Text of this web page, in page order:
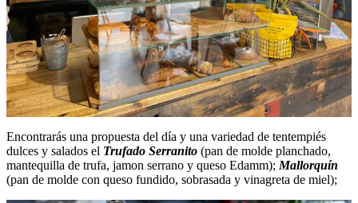
Encontrarás una propuesta del día y una variedad de tentempiés
dulces y salados el Trufado Serranito (pan de molde planchado,
mantequilla de trufa, jamon serrano y queso Edamm);Mallorquín
(pan de molde con queso fundido, sobrasada y vinagreta de miel);